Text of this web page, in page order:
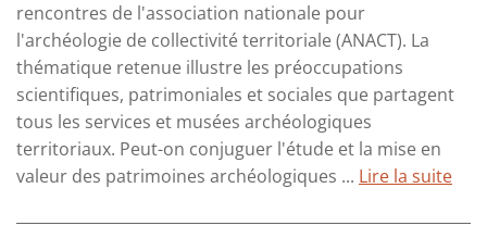
rencontres de l'association nationale pour
l'archéologie de collectivité territoriale (ANACT). La
thématique retenue illustre les préoccupations
scientifiques, patrimoniales et sociales que partagent
tous les services et musées archéologiques
territoriaux. Peut-on conjuguer l'étude et la mise en
valeur des patrimoines archéologiques ... Lire la suite